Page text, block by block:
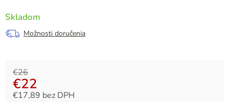
Skladom
Možnosti doručenia
€26
€22
€17,89 bez DPH